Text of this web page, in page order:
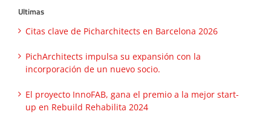
Ultimas
Citas clave de Picharchitects en Barcelona 2026
PichArchitects impulsa su expansión con la
incorporación de un nuevo socio.
El proyecto InnoFAB, gana el premio a la mejor start-
up en Rebuild Rehabilita 2024